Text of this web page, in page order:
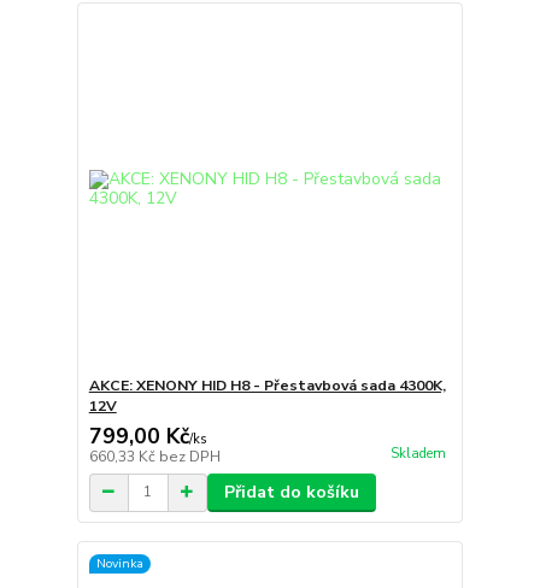
AKCE: XENONY HID H8 - Přestavbová sada 4300K,
12V
799,00 Kč/ks
660,33 Kč bez DPH Skladem
Přidat do košíku
Novinka